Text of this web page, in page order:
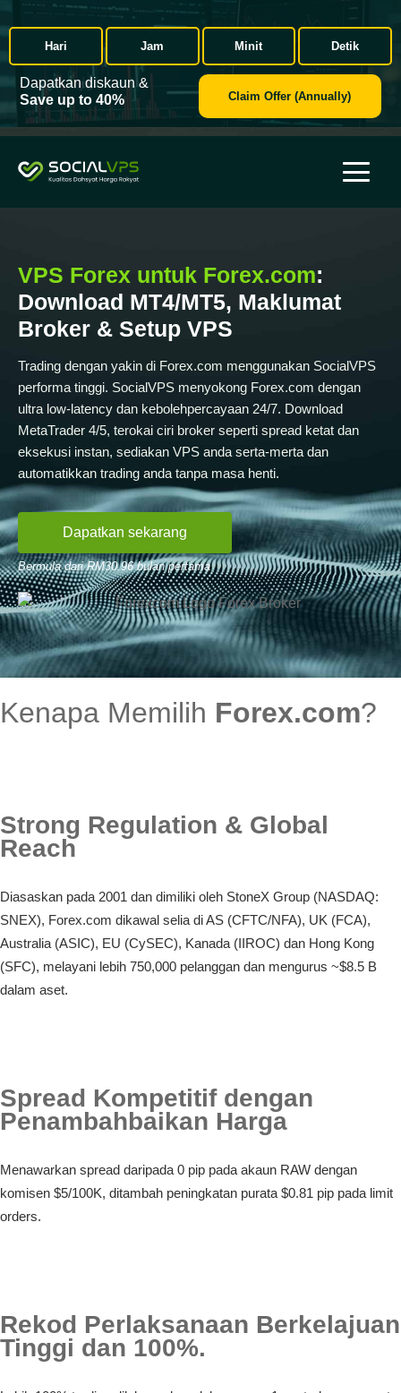
Hari Jam Minit Detik
Dapatkan diskaun &
Save up to 40%
Claim Offer (Annually)
VPS Forex untuk Forex.com:
Download MT4/MT5, Maklumat
Broker & Setup VPS
Trading dengan yakin di Forex.com menggunakan SocialVPS
performa tinggi. SocialVPS menyokong Forex.com dengan
ultra low-latency dan kebolehpercayaan 24/7. Download
MetaTrader 4/5, terokai ciri broker seperti spread ketat dan
eksekusi instan, sediakan VPS anda serta-merta dan
automatikkan trading anda tanpa masa henti.
Dapatkan sekarang
Bermula dari RM30.96 bulan pertama
Kenapa Memilih Forex.com?
Strong Regulation & Global
Reach
Diasaskan pada 2001 dan dimiliki oleh StoneX Group (NASDAQ:
SNEX), Forex.com dikawal selia di AS (CFTC/NFA), UK (FCA),
Australia (ASIC), EU (CySEC), Kanada (IIROC) dan Hong Kong
(SFC), melayani lebih 750,000 pelanggan dan mengurus ~$8.5 B
dalam aset.
Spread Kompetitif dengan
Penambahbaikan Harga
Menawarkan spread daripada 0 pip pada akaun RAW dengan
komisen $5/100K, ditambah peningkatan purata $0.81 pip pada limit
orders.
Rekod Perlaksanaan Berkelajuan
Tinggi dan 100%.